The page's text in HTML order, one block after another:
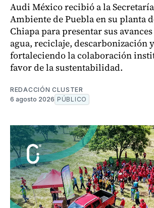
Audi México recibió a la
Ambiente de Puebla en su planta
Chiapa para presentar sus
agua, reciclaje, descarbonización
fortaleciendo la colaboración
favor de la sustentabilidad.
REDACCIÓN CLUSTER
6 agosto 2026 PÚBLICO